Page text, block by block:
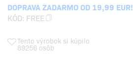
DOPRAVA ZADARMO OD 19,99 EUR!
KÓD: FREE
Tento výrobok si kúpilo
89256 osôb